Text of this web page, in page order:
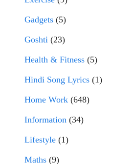
Gadgets (5)
Goshti (23)
Health & Fitness (5)
Hindi Song Lyrics (1)
Home Work (648)
Information (34)
Lifestyle (1)
Maths (9)